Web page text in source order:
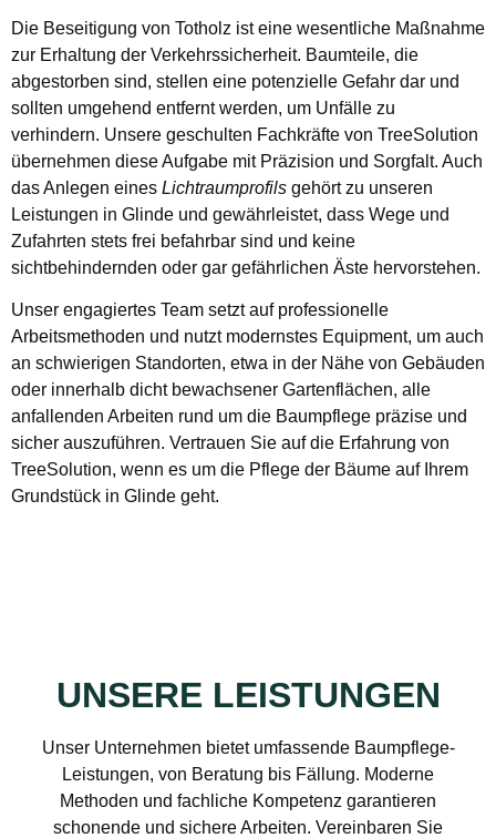
Die Beseitigung von Totholz ist eine wesentliche Maßnahme
zur Erhaltung der Verkehrssicherheit. Baumteile, die
abgestorben sind, stellen eine potenzielle Gefahr dar und
sollten umgehend entfernt werden, um Unfälle zu
verhindern. Unsere geschulten Fachkräfte von TreeSolution
übernehmen diese Aufgabe mit Präzision und Sorgfalt. Auch
das Anlegen eines Lichtraumprofils gehört zu unseren
Leistungen in Glinde und gewährleistet, dass Wege und
Zufahrten stets frei befahrbar sind und keine
sichtbehindernden oder gar gefährlichen Äste hervorstehen.
Unser engagiertes Team setzt auf professionelle
Arbeitsmethoden und nutzt modernstes Equipment, um auch
an schwierigen Standorten, etwa in der Nähe von Gebäuden
oder innerhalb dicht bewachsener Gartenflächen, alle
anfallenden Arbeiten rund um die Baumpflege präzise und
sicher auszuführen. Vertrauen Sie auf die Erfahrung von
TreeSolution, wenn es um die Pflege der Bäume auf Ihrem
Grundstück in Glinde geht.
UNSERE LEISTUNGEN
Unser Unternehmen bietet umfassende Baumpflege-
Leistungen, von Beratung bis Fällung. Moderne
Methoden und fachliche Kompetenz garantieren
schonende und sichere Arbeiten. Vereinbaren Sie